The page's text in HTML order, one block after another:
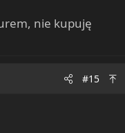
nie kupuję
#15